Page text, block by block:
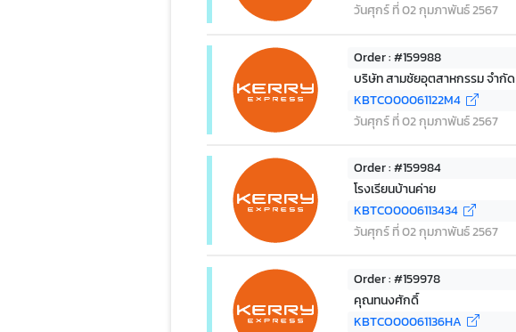
วันศุกร์ ที่ 02 กุมภาพันธ์ 2567
Order : #159988
บริษัท สามชัยอุตสาหกรรม จำกัด
KBTCO00061122M4
วันศุกร์ ที่ 02 กุมภาพันธ์ 2567
Order : #159984
โรงเรียนบ้านค่าย
KBTCO0006113434
วันศุกร์ ที่ 02 กุมภาพันธ์ 2567
Order : #159978
คุณทนงศักดิ์
KBTCO00061136HA